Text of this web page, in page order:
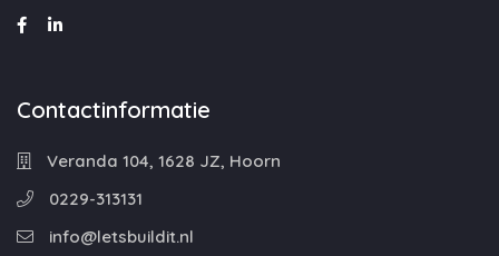
Contactinformatie
Veranda 104, 1628 JZ, Hoorn
0229-313131
info@letsbuildit.nl